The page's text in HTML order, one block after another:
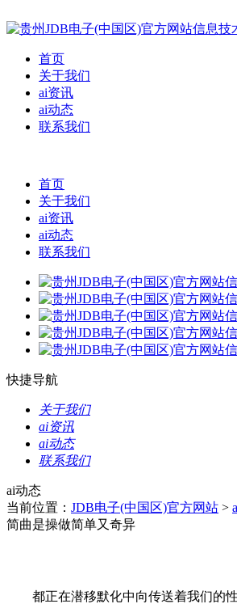
首页
关于我们
ai资讯
ai动态
联系我们
首页
关于我们
ai资讯
ai动态
联系我们
快捷导航
关于我们
ai资讯
ai动态
联系我们
ai动态
当前位置： JDB电子(中国区)官方网站 >
简曲是操做简单又奇异
都正在潜移默化中向传送着我们的